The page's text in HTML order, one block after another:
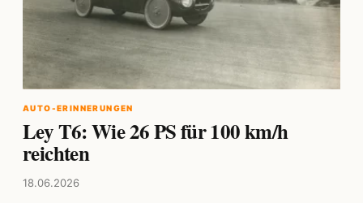
AUTO-ERINNERUNGEN
Ley T6: Wie 26 PS für 100 km/h
reichten
18.06.2026